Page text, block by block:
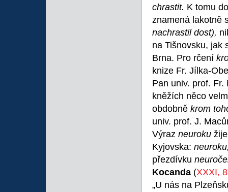
chrastit. K tomu
znamená lakotně
nachrastil dost),
na Tišnovsku, jak
Brna. Pro rčení
knize Fr. Jílka-
Pan univ. prof.
kněžích něco
obdobně krom
univ. prof. J.
Výraz neuroku
Kyjovska:
přezdívku
Kocanda (XXXI,
„U nás na